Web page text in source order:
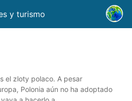
y turismo
el zloty polaco. A pesar
Polonia aún no ha adoptado